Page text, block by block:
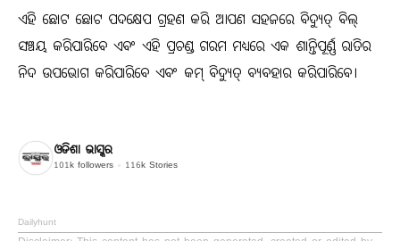
ଏହି ଛୋଟ ଛୋଟ ପଦକ୍ଷେପ ଗ୍ରହଣ କରି ଆପଣ ସହଜରେ ବିଦ୍ୟୁତ୍ ବିଲ୍
ସଞ୍ଚୟ କରିପାରିବେ ଏବଂ ଏହି ପ୍ରଚଣ୍ଡ ଗରମ ମଧ୍ୟରେ ଏକ ଶାନ୍ତିପୂର୍ଣ୍ଣ ରାତିର
ନିଦ ଉପଭୋଗ କରିପାରିବେ ଏବଂ କମ୍ ବିଦ୍ୟୁତ୍ ବ୍ୟବହାର କରିପାରିବେ।
ଓଡିଶା ଭାସ୍କର
101k followers 116k Stories
Dailyhunt